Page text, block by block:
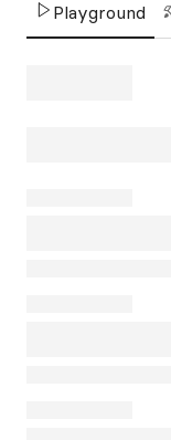
Playground